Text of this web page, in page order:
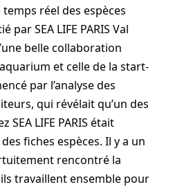
réel des espèces
par SEA LIFE PARIS Val
belle collaboration
et celle de la start-
par l’analyse des
qui révélait qu’un des
LIFE PARIS était
fiches espèces. Il y a un
rencontré la
travaillent ensemble pour